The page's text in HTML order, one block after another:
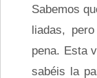
Sabemos
liadas,
pena. Esta
sabéis la